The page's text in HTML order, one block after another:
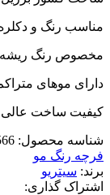
مناسب رنگ و
مخصوص رنگ ریشه
دارای موهای
کیفیت ساخت عالی
شناسه محصول:
فرچه رنگ مو
برند: سیتریو
اشتراک گذاری: